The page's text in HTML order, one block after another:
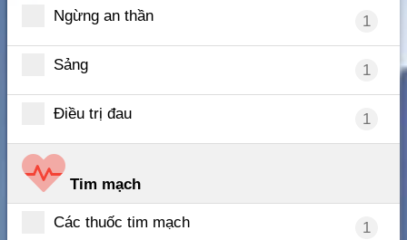
Ngừng an thần 1
Sảng 1
Điều trị đau 1
Tim mạch
Các thuốc tim mạch 1